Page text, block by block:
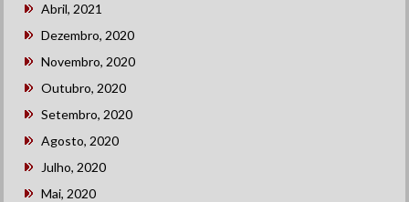
Abril, 2021
Dezembro, 2020
Novembro, 2020
Outubro, 2020
Setembro, 2020
Agosto, 2020
Julho, 2020
Mai, 2020